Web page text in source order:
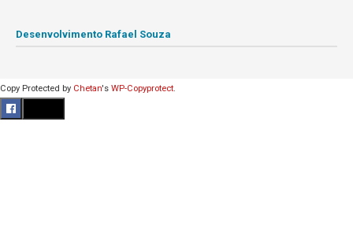
Desenvolvimento Rafael Souza
Copy Protected by Chetan's WP-Copyprotect.